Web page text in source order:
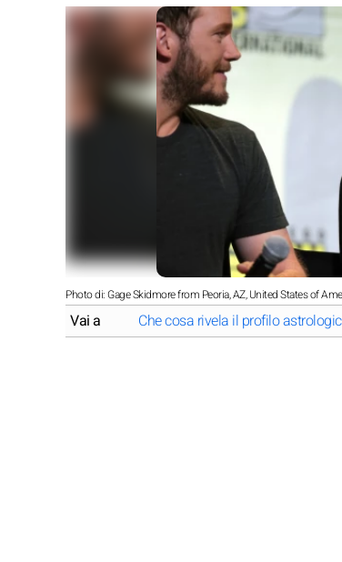
Photo di: Gage Skidmore from Peoria, AZ, United States of
Vai a Che cosa rivela il profilo